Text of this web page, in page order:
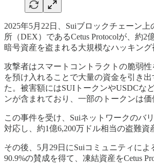
2025年5月22日、Suiブロックチェーン上
所（DEX）であるCetus Protocolが、約2
暗号資産を盗まれる大規模なハッキング
攻撃者はスマートコントラクトの脆弱
を預け入れることで大量の資金を引き
た。被害額にはSUIトークンやUSDCな
ンが含まれており、一部のトークンは価
この事件を受け、Suiネットワークのバ
対応し、約1億6,200万ドル相当の盗難資
その後、5月29日にSuiコミュニティによ
90.9%の賛成を得て、凍結資産をCetus